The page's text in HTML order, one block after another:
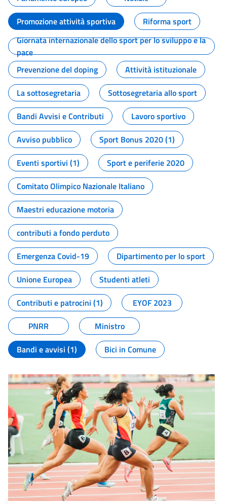
Promozione attività sportiva
Riforma sport
Giornata internazionale dello sport per lo sviluppo e la
pace
Prevenzione del doping
Attività istituzionale
La sottosegretaria
Sottosegretaria allo sport
Bandi Avvisi e Contributi
Lavoro sportivo
Avviso pubblico
Sport Bonus 2020 (1)
Eventi sportivi (1)
Sport e periferie 2020
Comitato Olimpico Nazionale Italiano
Maestri educazione motoria
contributi a fondo perduto
Emergenza Covid-19
Dipartimento per lo sport
Unione Europea
Studenti atleti
Contributi e patrocini (1)
EYOF 2023
PNRR
Ministro
Bandi e avvisi (1)
Bici in Comune